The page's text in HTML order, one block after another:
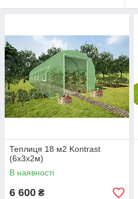
Теплиця 18 м2 Kontrast
(6х3х2м)
В наявності
6 600 ₴